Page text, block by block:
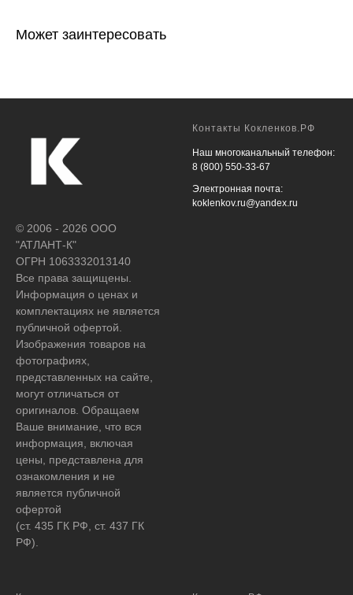
Может заинтересовать
© 2006 - 2026 ООО
"АТЛАНТ-К"
ОГРН 1063332013140
Все права защищены.
Информация о ценах и
комплектациях не является
публичной офертой.
Изображения товаров на
фотографиях,
представленных на сайте,
могут отличаться от
оригиналов. Обращаем
Ваше внимание, что вся
информация, включая
цены, представлена для
ознакомления и не
является публичной
офертой
(ст. 435 ГК РФ, ст. 437 ГК
РФ).
Контакты Кокленков.РФ
Наш многоканальный телефон:
8 (800) 550-33-67
Электронная почта:
koklenkov.ru@yandex.ru